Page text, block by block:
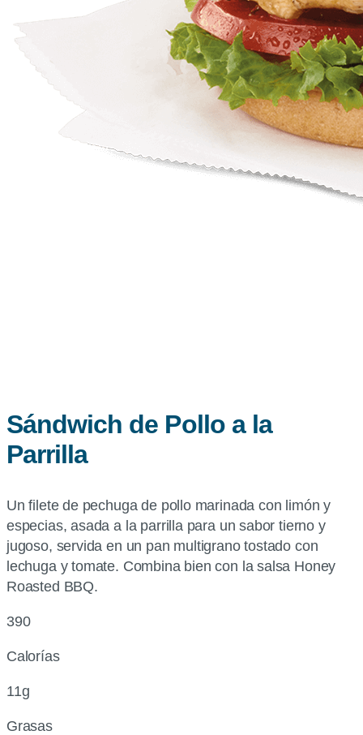
Sándwich de Pollo a la
Parrilla
Un filete de pechuga de pollo marinada con limón y
especias, asada a la parrilla para un sabor tierno y
jugoso, servida en un pan multigrano tostado con
lechuga y tomate. Combina bien con la salsa Honey
Roasted BBQ.
390
Calorías
11g
Grasas